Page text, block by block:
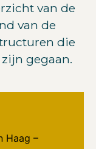
van de
van de
die
gegaan.
Haag –